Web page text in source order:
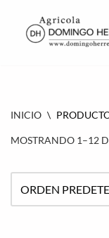
SALTAR
INICIO \
MOSTRANDO 1–12